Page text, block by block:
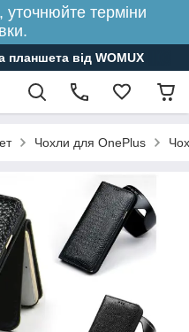
терміни
від WOMUX
Чохли для OnePlus